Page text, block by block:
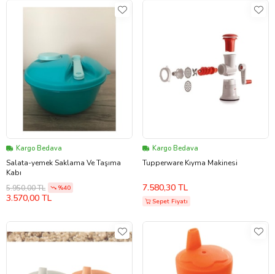
Kargo Bedava
Salata-yemek Saklama Ve Taşıma
Kabı
5.950,00 TL
%40
3.570,00 TL
Kargo Bedava
Tupperware Kıyma Makinesi
7.580,30 TL
Sepet Fiyatı